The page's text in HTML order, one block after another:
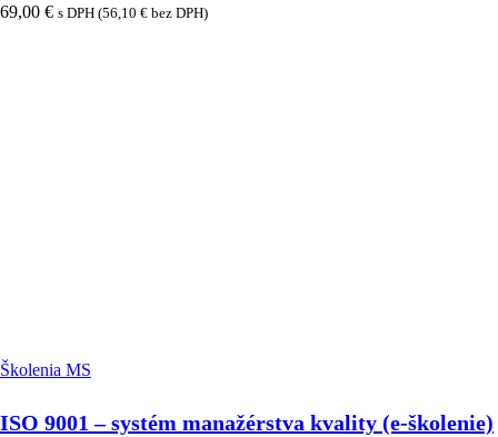
69,00 € s DPH (56,10 € bez DPH)
Školenia MS
ISO 9001 – systém manažérstva kvality (e-školenie)